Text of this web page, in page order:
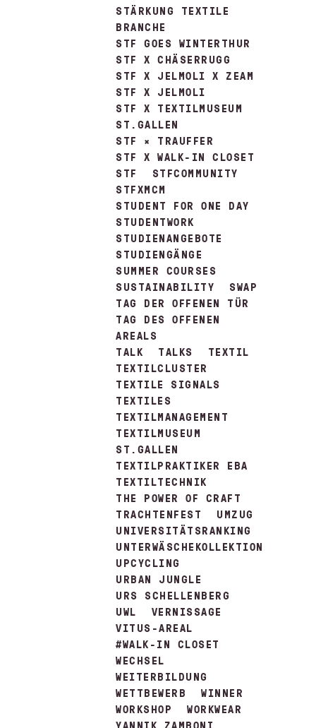
STÄRKUNG TEXTILE
BRANCHE
STF GOES WINTERTHUR
STF X CHÄSERRUGG
STF X JELMOLI X ZEAM
STF X JELMOLI
STF X TEXTILMUSEUM
ST.GALLEN
STF × TRAUFFER
STF X WALK-IN CLOSET
STF
STFCOMMUNITY
STFXMCM
STUDENT FOR ONE DAY
STUDENTWORK
STUDIENANGEBOTE
STUDIENGÄNGE
SUMMER COURSES
SUSTAINABILITY
SWAP
TAG DER OFFENEN TÜR
TAG DES OFFENEN
AREALS
TALK
TALKS
TEXTIL
TEXTILCLUSTER
TEXTILE SIGNALS
TEXTILES
TEXTILMANAGEMENT
TEXTILMUSEUM
ST.GALLEN
TEXTILPRAKTIKER EBA
TEXTILTECHNIK
THE POWER OF CRAFT
TRACHTENFEST
UMZUG
UNIVERSITÄTSRANKING
UNTERWÄSCHEKOLLEKTION
UPCYCLING
URBAN JUNGLE
URS SCHELLENBERG
UWL
VERNISSAGE
VITUS-AREAL
#WALK-IN CLOSET
WECHSEL
WEITERBILDUNG
WETTBEWERB
WINNER
WORKSHOP
WORKWEAR
YANNIK ZAMBONI